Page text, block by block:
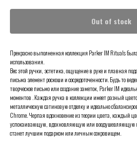
Out of stock
Прекрасно выполненная коллекция Parker IM Rituals
использования.
Вес этой ручки, эстетика, ощущение в руке и плавная
письма элемент роскоши и сосредоточенности. Будь то
творческое письмо или создание заметок, Parker IM
моментов . Каждая ручка в коллекции имеет разный
металлическую сатиновую отделку и идеально
Chrome. Черпая вдохновение из теории цвета, каждый
успокаивающую, вдохновляющую или воодушевляющую
станет лучшим подарком или личным сокровищем.